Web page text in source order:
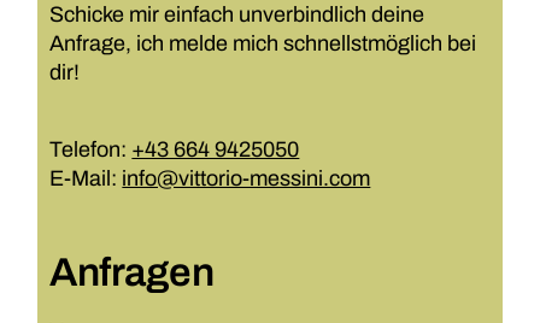
Schicke mir einfach unverbindlich deine
Anfrage, ich melde mich schnellstmöglich bei
dir!
Telefon: +43 664 9425050
E-Mail: info@vittorio-messini.com
Anfragen